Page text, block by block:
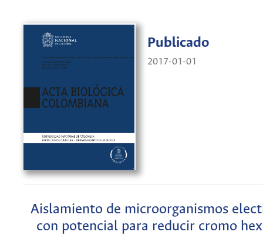
Publicado
2017-01-01
Aislamiento de microorganismos
con potencial para reducir cromo